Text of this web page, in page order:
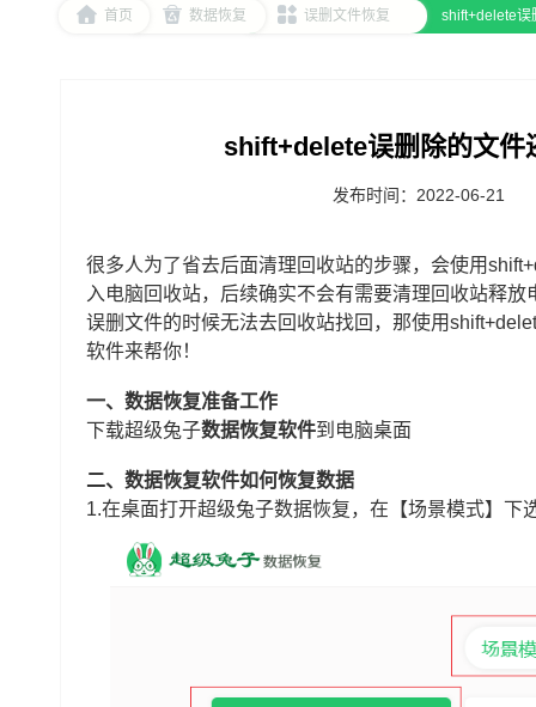
首页 数据恢复 误删文件恢复 shift+delete误
shift+delete误删除的文件
发布时间：2022-06-21
很多人为了省去后面清理回收站的步骤，会使用
入电脑回收站，后续确实不会有需要清理回收站释
误删文件的时候无法去回收站找回，那使用
软件来帮你！
一、数据恢复准备工作
下载超级兔子数据恢复软件到电脑桌面
二、数据恢复软件如何恢复数据
1.在桌面打开超级兔子数据恢复，在【场景模式】下